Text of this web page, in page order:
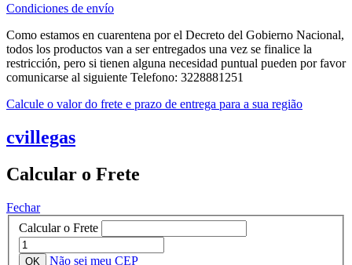
Condiciones de envío
Como estamos en cuarentena por el Decreto del Gobierno Nacional,
todos los productos van a ser entregados una vez se finalice la
restricción, pero si tienen alguna necesidad puntual pueden por favor
comunicarse al siguiente Telefono: 3228881251
Calcule o valor do frete e prazo de entrega para a sua região
cvillegas
Calcular o Frete
Fechar
Calcular o Frete
Não sei meu CEP